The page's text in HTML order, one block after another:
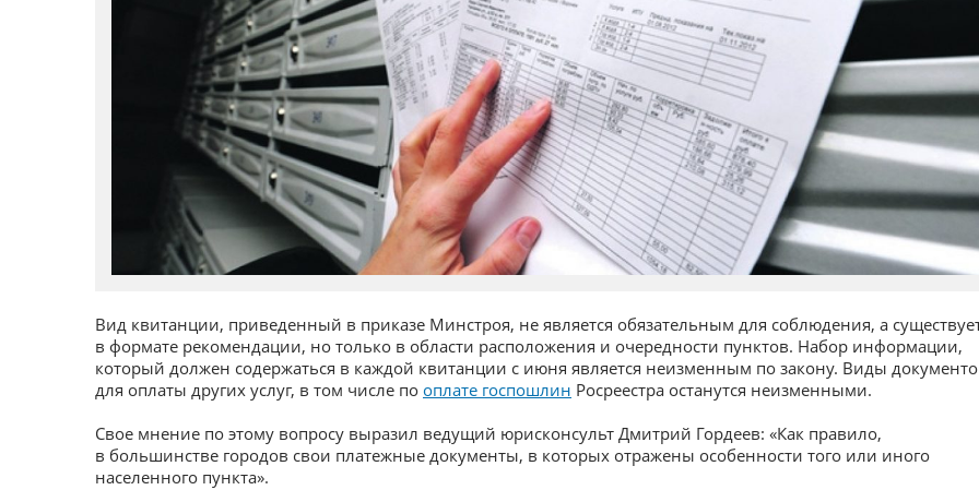
Вид квитанции, приведенный в приказе Минстроя, не является обязательным для соблюдения, а
в формате рекомендации, но только в области расположения и очередности пунктов. Набор информации,
который должен содержаться в каждой квитанции с июня является неизменным по закону. Виды
для оплаты других услуг, в том числе по оплате госпошлин Росреестра останутся неизменными.
Свое мнение по этому вопросу выразил ведущий юрисконсульт Дмитрий Гордеев: «Как правило,
в большинстве городов свои платежные документы, в которых отражены особенности того или иного
населенного пункта».